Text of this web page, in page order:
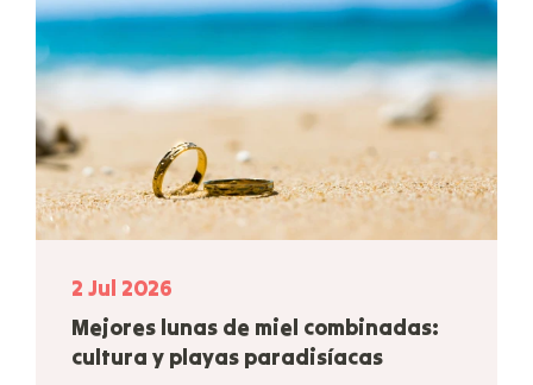
2 Jul 2026
Mejores lunas de miel combinadas:
cultura y playas paradisíacas